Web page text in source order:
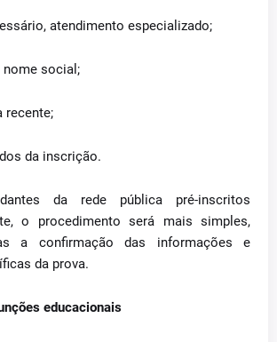
atendimento especializado;
nome social;
recente;
da inscrição.
da rede pública pré-inscritos
o procedimento será mais simples,
a confirmação das informações e
da prova.
educacionais